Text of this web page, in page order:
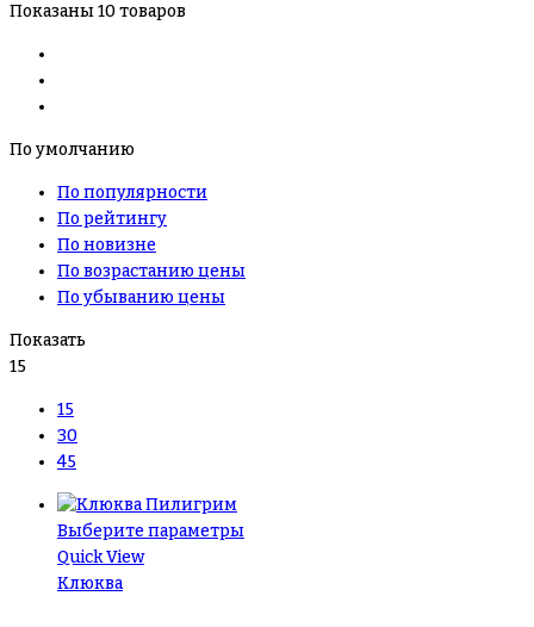
Показаны 10 товаров
По умолчанию
По популярности
По рейтингу
По новизне
По возрастанию цены
По убыванию цены
Показать
15
15
30
45
Выберите параметры
Quick View
Клюква